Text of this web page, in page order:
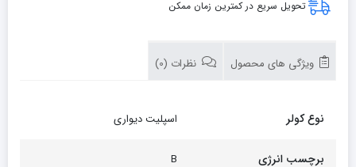
تحویل سریع در کمترین زمان ممکن
ویژگی های محصول نظرات (0)
نوع کولر اسپلیت دیواری
برچسب انرژی B